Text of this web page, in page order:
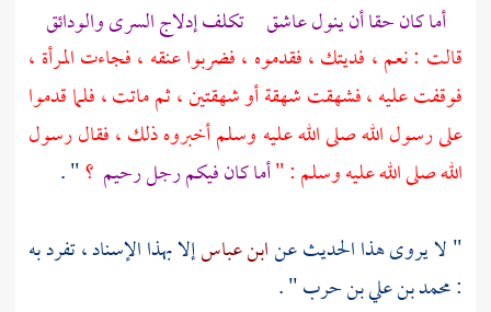
أما كان حقا أن ينول عاشق تكلف إدلاج السرى والودائق
قالت : نعم ، فديتك ، فقدموه ، فضربوا عنقه ، فجاءت المرأة ،
فوقفت عليه ، فشهقت شهقة أو شهقتين ، ثم ماتت ، فلما قدموا
على رسول الله صلى الله عليه وسلم أخبروه ذلك ، فقال رسول
الله صلى الله عليه وسلم : "أما كان فيكم رجل رحيم ؟" .
" لا يروى هذا الحديث عنابن عباسإلا بهذا الإسناد ، تفرد به
:محمد بن علي بن حرب" .